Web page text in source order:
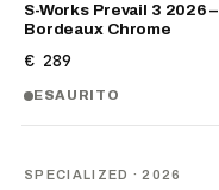
S-Works Prevail 3 2026 –
Bordeaux Chrome
€ 289
ESAURITO
SPECIALIZED · 2026